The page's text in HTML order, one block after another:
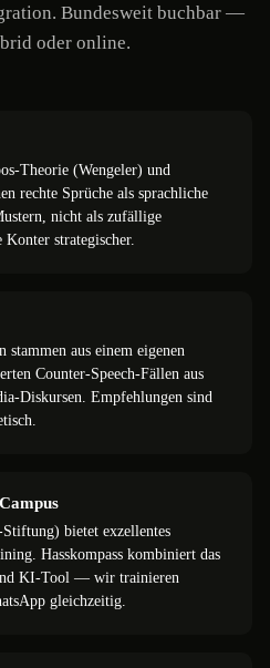
Bundesweit buchbar —
oder online.
Theorie (Wengeler) und
rechte Sprüche als sprachliche
nicht als zufällige
strategischer.
aus einem eigenen
Counter-Speech-Fällen aus
Diskursen. Empfehlungen sind
bietet exzellentes
Hasskompass kombiniert das
KI-Tool — wir trainieren
gleichzeitig.